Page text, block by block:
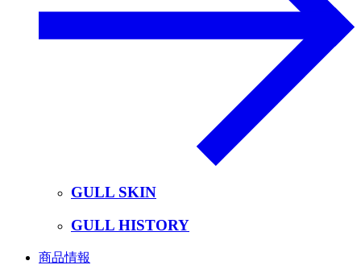
GULL SKIN
GULL HISTORY
商品情報